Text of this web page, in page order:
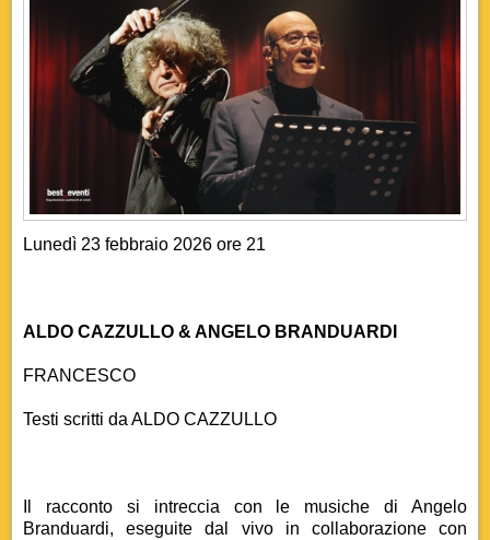
Lunedì 23 febbraio 2026 ore 21
ALDO CAZZULLO & ANGELO BRANDUARDI
FRANCESCO
Testi scritti da ALDO CAZZULLO
Il racconto si intreccia con le musiche di Angelo
Branduardi, eseguite dal vivo in collaborazione con